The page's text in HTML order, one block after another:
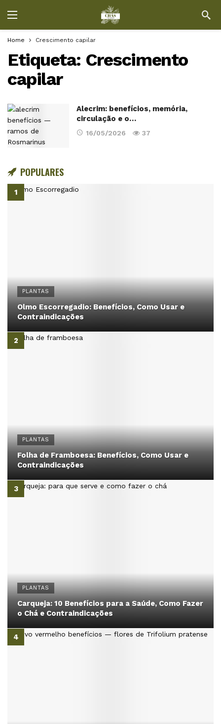
Home Crescimento capilar
Etiqueta: Crescimento
capilar
Alecrim: benefícios, memória,
circulação e o…
16/05/2026 37
POPULARES
PLANTAS
Olmo Escorregadio: Benefícios, Como Usar e
Contraindicações
PLANTAS
Folha de Framboesa: Benefícios, Como Usar e
Contraindicações
PLANTAS
Carqueja: 10 Benefícios para a Saúde, Como Fazer
o Chá e Contraindicações